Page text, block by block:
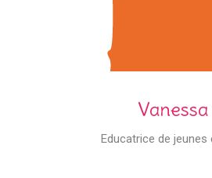
Vanessa
Educatrice de